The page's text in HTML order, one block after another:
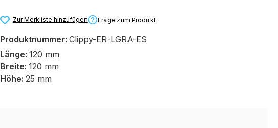
Zur Merkliste hinzufügen Frage zum Produkt
Produktnummer: Clippy-ER-LGRA-ES
Länge: 120 mm
Breite: 120 mm
Höhe: 25 mm